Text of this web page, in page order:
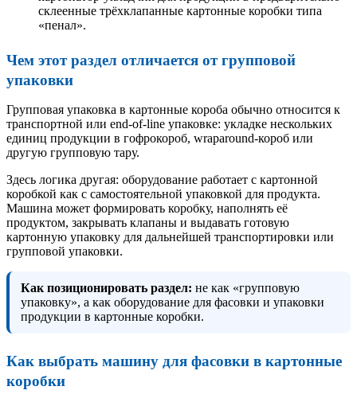
склеенные трёхклапанные картонные коробки типа
«пенал».
Чем этот раздел отличается от групповой
упаковки
Групповая упаковка в картонные короба обычно относится к
транспортной или end-of-line упаковке: укладке нескольких
единиц продукции в гофрокороб, wraparound-короб или
другую групповую тару.
Здесь логика другая: оборудование работает с картонной
коробкой как с самостоятельной упаковкой для продукта.
Машина может формировать коробку, наполнять её
продуктом, закрывать клапаны и выдавать готовую
картонную упаковку для дальнейшей транспортировки или
групповой упаковки.
Как позиционировать раздел: не как «групповую
упаковку», а как оборудование для фасовки и упаковки
продукции в картонные коробки.
Как выбрать машину для фасовки в картонные
коробки